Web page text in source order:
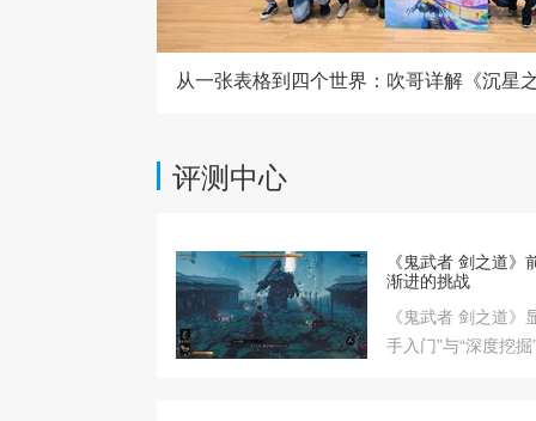
评测中心
《鬼武者 剑之道
渐进的挑战
《鬼武者 剑之道》
手入门”与“深度挖